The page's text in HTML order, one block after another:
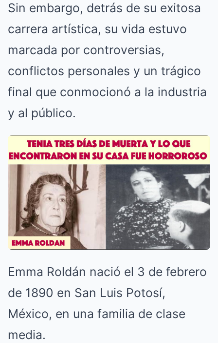
Sin embargo, detrás de su exitosa
carrera artística, su vida estuvo
marcada por controversias,
conflictos personales y un trágico
final que conmocionó a la industria
y al público.
Emma Roldán nació el 3 de febrero
de 1890 en San Luis Potosí,
México, en una familia de clase
media.